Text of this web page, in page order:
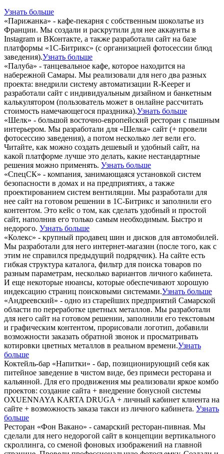
Узнать больше
«Парижанка» - кафе-пекарня с собственным шоколатье из
Франции. Мы создали и раскрутили для нее аккаунты в
Instagram и ВКонтакте, а также разработали сайт на базе
платформы «1С-Битрикс» (с организацией фотосессии блюд
заведения).Узнать больше
«Палуба» - танцевальное кафе, которое находится на
набережной Самары. Мы реализовали для него два разных
проекта: внедрили систему автоматизации R-Keeper и
разработали сайт с индивидуальным дизайном и банкетным
калькулятором (пользователь может в онлайне рассчитать
стоимость намечающегося праздника).Узнать больше
«Шелк» - большой восточно-европейский ресторан с пышным
интерьером. Мы разработали для «Шелка» сайт (+ провели
фотосессию заведения), а потом несколько лет вели его.
Читайте, как можно создать дешевый и удобный сайт, на
какой платформе лучше это делать, какие нестандартные
решения можно применять. Узнать больше
«СпецСК» - компания, занимающаяся установкой систем
безопасности в домах и на предприятиях, а также
проектированием систем вентиляции. Мы разработали для
нее сайт на готовом решении в 1С-Битрикс и заполнили его
контентом. Это кейс о том, как сделать удобный и простой
сайт, наполнив его только самым необходимым. Быстро и
недорого. Узнать больше
«Колекс» - крупный продавец шин и дисков для автомобилей.
Мы разработали для него интернет-магазин (после того, как с
этим не справился предыдущий подрядчик). На сайте есть
гибкая структура каталога, фильтр для поиска товаров по
разным параметрам, несколько вариантов личного кабинета.
И еще некоторые нюансы, которые обеспечивают хорошую
индексацию страниц поисковыми системами.Узнать больше
«Андреевский» - одно из старейших предприятий Самарской
области по переработке цветных металлов. Мы разработали
для него сайт на готовом решении, заполнили его текстовым
и графическим контентом, прорисовали логотип, добавили
возможности заказать обратной звонок и просматривать
котировки цветных металлов в реальном времени.Узнать
больше
Коктейль-бар «Напитки» - бар, позиционирующий себя как
питейное заведение в чистом виде, без примеси ресторана и
кальянной. Для его продвижения мы реализовали яркое комбо
проектов: создание сайта + внедрение бонусной системы
OXUENNAYA KARTA DRUGA + личный кабинет клиента на
сайте + возможность заказа такси из личного кабинета. Узнать
больше
Ресторан «Фон Вакано» - самарский ресторан-пивная. Мы
сделали для него недорогой сайт в концепции вертикального
скроллинга, со сменой фоновых изображений на главной